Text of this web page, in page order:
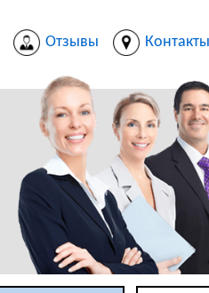
Отзывы Контакты